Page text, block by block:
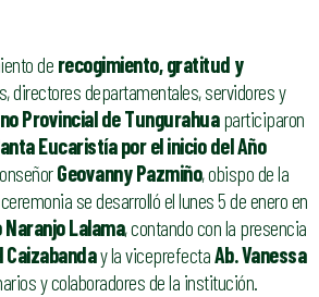
de recogimiento, gratitud y
directores departamentales, servidores y
Provincial de Tungurahuaparticiparon
Eucaristía por el inicio del Año
Geovanny Pazmiño, obispo de la
se desarrolló el lunes 5 de enero en
Lalama, contando con la presencia
Caizabanday la viceprefectaAb. Vanessa
y colaboradores de la institución.